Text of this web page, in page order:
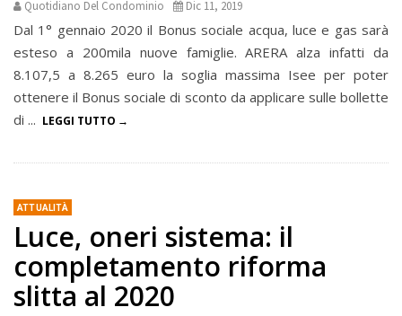
Quotidiano Del Condominio Dic 11, 2019
Dal 1° gennaio 2020 il Bonus sociale acqua, luce e gas sarà
esteso a 200mila nuove famiglie. ARERA alza infatti da
8.107,5 a 8.265 euro la soglia massima Isee per poter
ottenere il Bonus sociale di sconto da applicare sulle bollette
di ... LEGGI TUTTO
ATTUALITÀ
Luce, oneri sistema: il
completamento riforma
slitta al 2020